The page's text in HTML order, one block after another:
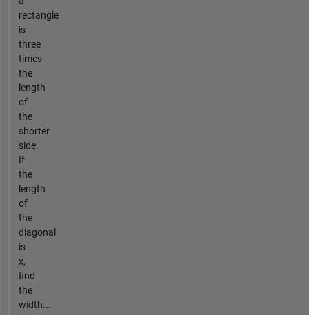
rectangle
is
three
times
the
length
of
the
shorter
side.
If
the
length
of
the
diagonal
is
x,
find
the
width...